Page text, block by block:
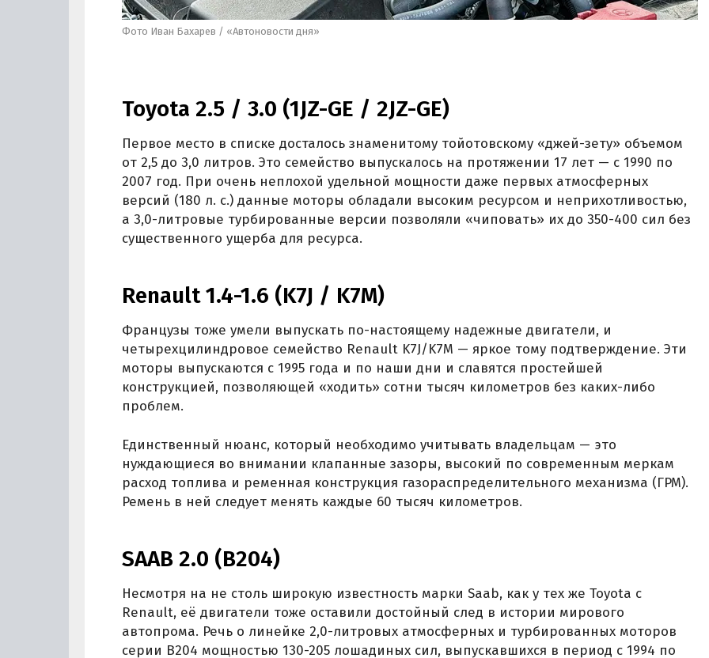
Фото Иван Бахарев / «Автоновости дня»
Toyota 2.5 / 3.0 (1JZ-GE / 2JZ-GE)
Первое место в списке досталось знаменитому тойотовскому «джей-зету» объемом
от 2,5 до 3,0 литров. Это семейство выпускалось на протяжении 17 лет — с 1990 по
2007 год. При очень неплохой удельной мощности даже первых атмосферных
версий (180 л. с.) данные моторы обладали высоким ресурсом и неприхотливостью,
а 3,0-литровые турбированные версии позволяли «чиповать» их до 350-400 сил без
существенного ущерба для ресурса.
Renault 1.4-1.6 (K7J / K7M)
Французы тоже умели выпускать по-настоящему надежные двигатели, и
четырехцилиндровое семейство Renault K7J/K7M — яркое тому подтверждение. Эти
моторы выпускаются с 1995 года и по наши дни и славятся простейшей
конструкцией, позволяющей «ходить» сотни тысяч километров без каких-либо
проблем.
Единственный нюанс, который необходимо учитывать владельцам — это
нуждающиеся во внимании клапанные зазоры, высокий по современным меркам
расход топлива и ременная конструкция газораспределительного механизма (ГРМ).
Ремень в ней следует менять каждые 60 тысяч километров.
SAAB 2.0 (B204)
Несмотря на не столь широкую известность марки Saab, как у тех же Toyota с
Renault, её двигатели тоже оставили достойный след в истории мирового
автопрома. Речь о линейке 2,0-литровых атмосферных и турбированных моторов
серии B204 мощностью 130-205 лошадиных сил, выпускавшихся в период с 1994 по